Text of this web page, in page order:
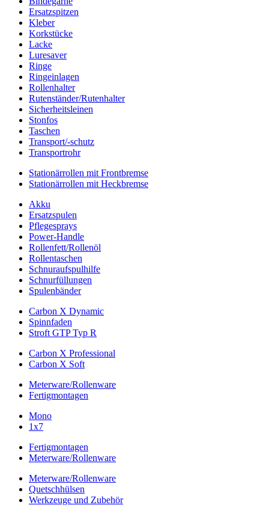
Ersatzspitzen
Kleber
Korkstücke
Lacke
Luresaver
Ringe
Ringeinlagen
Rollenhalter
Rutenständer/Rutenhalter
Sicherheitsleinen
Stonfos
Taschen
Transport/-schutz
Transportrohr
Stationärrollen mit Frontbremse
Stationärrollen mit Heckbremse
Akku
Ersatzspulen
Pflegesprays
Power-Handle
Rollenfett/Rollenöl
Rollentaschen
Schnuraufspulhilfe
Schnurfüllungen
Spulenbänder
Carbon X Dynamic
Spinnfaden
Stroft GTP Typ R
Carbon X Professional
Carbon X Soft
Meterware/Rollenware
Fertigmontagen
Mono
1x7
Fertigmontagen
Meterware/Rollenware
Meterware/Rollenware
Quetschhülsen
Werkzeuge und Zubehör